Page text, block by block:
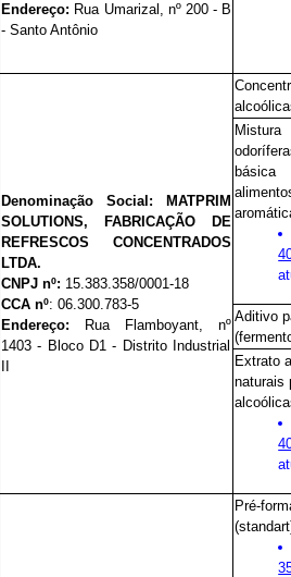
Endereço: Rua Umarizal, nº200 - B
- Santo Antônio
Denominação Social:
MATPRIM
SOLUTIONS, FABRICAÇÃO DE
REFRESCOS CONCENTRADOS
LTDA.
CNPJ nº: 15.383.358/0001-18
CCA nº: 06.300.783-5
Endereço:
Rua Flamboyant,nº
1403 - Bloco D1 - Distrito Industrial
Aditivo
Extrato
naturais
Pré-